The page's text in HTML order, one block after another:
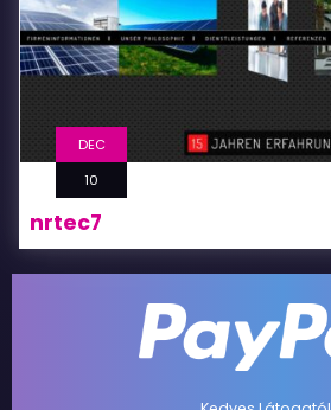
DEC
10
nrtec7